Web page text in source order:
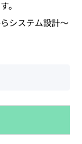
。
システム設計～